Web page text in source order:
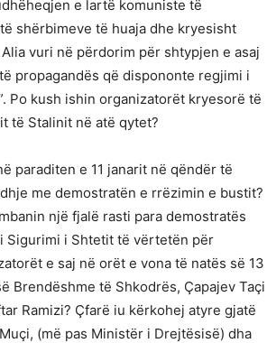
e lartë komuniste të
shërbimeve të huaja dhe kryesisht
vuri në përdorim për shtypjen e asaj
propagandës që dispononte regjimi i
Po kush ishin organizatorët kryesorë të
të Stalinit në atë qytet?
paraditen e 11 janarit në qëndër të
me demostratën e rrëzimin e bustit?
një fjalë rasti para demostratës
Sigurimi i Shtetit të vërtetën për
e saj në orët e vona të natës së 13
Brendëshme të Shkodrës, Çapajev Taçi
Ramizi? Çfarë iu kërkohej atyre gjatë
(më pas Ministër i Drejtësisë) dha